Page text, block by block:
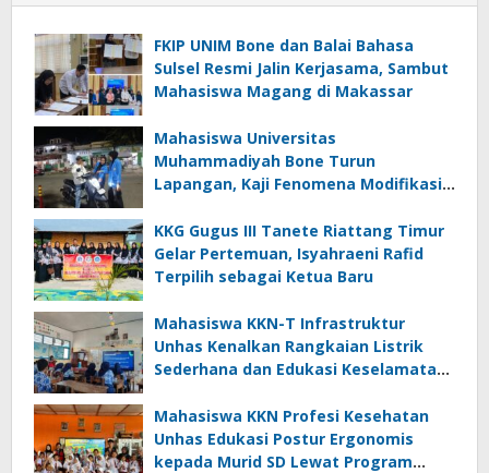
FKIP UNIM Bone dan Balai Bahasa
Sulsel Resmi Jalin Kerjasama, Sambut
Mahasiswa Magang di Makassar
Mahasiswa Universitas
Muhammadiyah Bone Turun
Lapangan, Kaji Fenomena Modifikasi
FOTOFOBIA
KKG Gugus III Tanete Riattang Timur
Gelar Pertemuan, Isyahraeni Rafid
Terpilih sebagai Ketua Baru
Mahasiswa KKN-T Infrastruktur
Unhas Kenalkan Rangkaian Listrik
Sederhana dan Edukasi Keselamatan
Langkeang
Mahasiswa KKN Profesi Kesehatan
Unhas Edukasi Postur Ergonomis
kepada Murid SD Lewat Program